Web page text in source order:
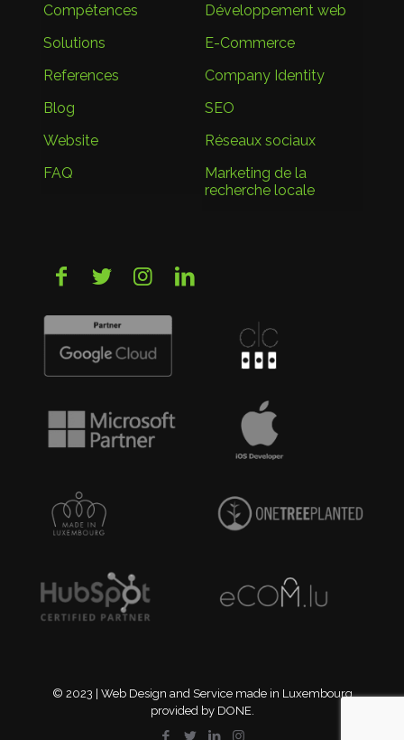
Compétences
Solutions
References
Blog
Website
FAQ
Développement web
E-Commerce
Company Identity
SEO
Réseaux sociaux
Marketing de la
recherche locale
© 2023 | Web Design and Service made in Luxembourg
provided by DONE.